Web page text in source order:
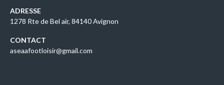
ADRESSE
1278 Rte de Bel air, 84140 Avignon
CONTACT
aseaafootloisir@gmail.com